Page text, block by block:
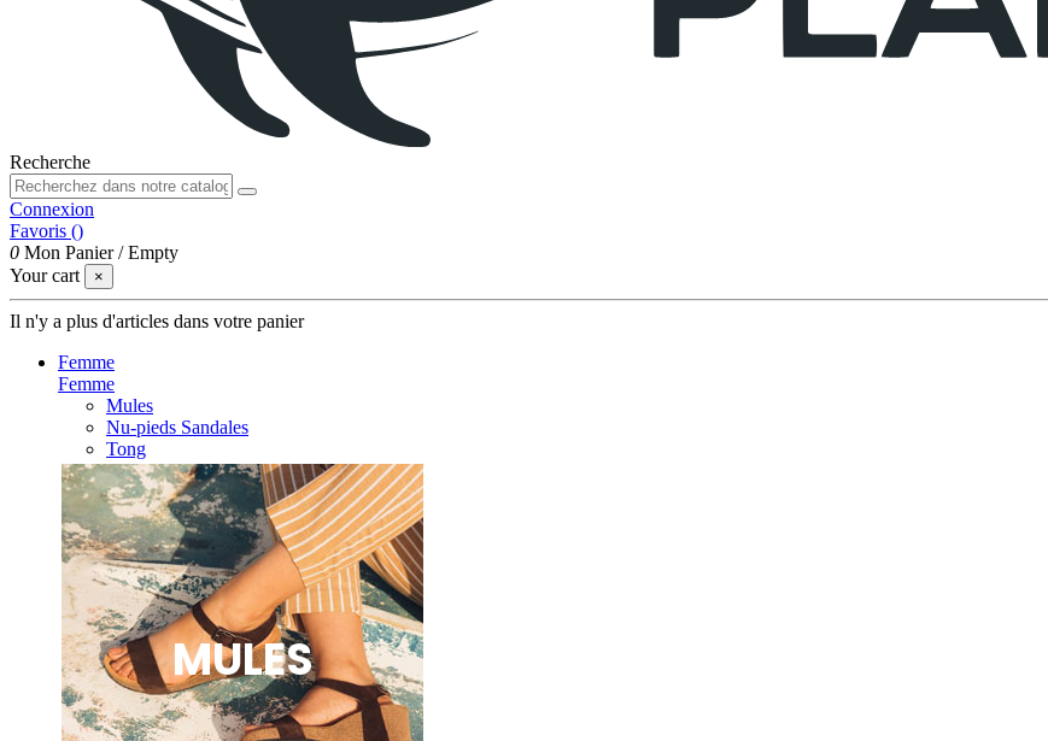
Recherche
Connexion
Favoris ()
0 Mon Panier /Empty
Your cart
×
Il n'y a plus d'articles dans votre panier
Femme
Femme
Mules
Nu-pieds Sandales
Tong
MULES